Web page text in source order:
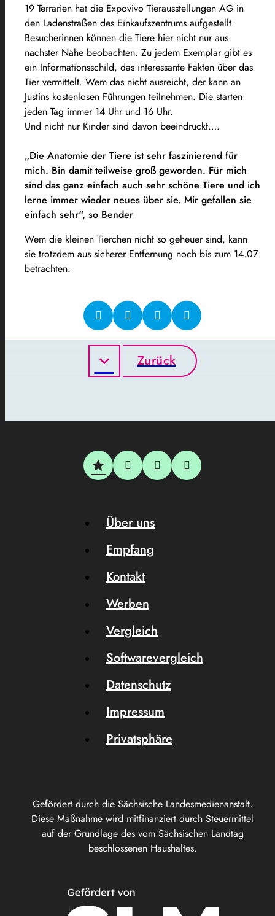
19 Terrarien hat die Expovivo Tierausstellungen AG in
den Ladenstraßen des Einkaufszentrums aufgestellt.
Besucherinnen können die Tiere hier nicht nur aus
nächster Nähe beobachten. Zu jedem Exemplar gibt es
ein Informationsschild, das interessante Fakten über das
Tier vermittelt. Wem das nicht ausreicht, der kann an
Justins kostenlosen Führungen teilnehmen. Die starten
jeden Tag immer 14 Uhr und 16 Uhr.
Und nicht nur Kinder sind davon beeindruckt….
„Die Anatomie der Tiere ist sehr faszinierend für
mich. Bin damit teilweise groß geworden. Für mich
sind das ganz einfach auch sehr schöne Tiere und ich
lerne immer wieder neues über sie. Mir gefallen sie
einfach sehr“, so Bender
Wem die kleinen Tierchen nicht so geheuer sind, kann
sie trotzdem aus sicherer Entfernung noch bis zum 14.07.
betrachten.
Zurück
Gefördert durch die Sächsische Landesmedienanstalt.
Diese Maßnahme wird mitfinanziert durch Steuermittel
auf der Grundlage des vom Sächsischen Landtag
beschlossenen Haushaltes.
Über uns
Empfang
Kontakt
Werben
Vergleich
Softwarevergleich
Datenschutz
Impressum
Privatsphäre